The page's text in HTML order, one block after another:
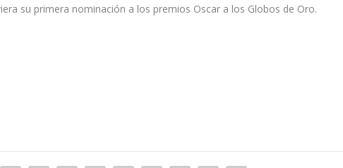
su primera nominación a los premios Oscar a los Globos de Oro.